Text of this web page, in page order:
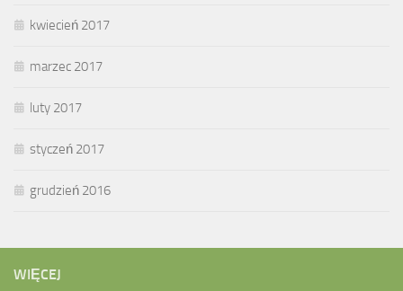
kwiecień 2017
marzec 2017
luty 2017
styczeń 2017
grudzień 2016
WIĘCEJ